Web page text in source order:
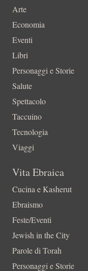
Arte
Economia
Eventi
Libri
Personaggi e Storie
Salute
Spettacolo
Taccuino
Tecnologia
Viaggi
Vita Ebraica
Cucina e Kasherut
Ebraismo
Feste/Eventi
Jewish in the City
Parole di Torah
Personaggi e Storie